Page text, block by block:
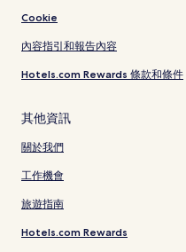
Cookie
內容指引和報告內容
Hotels.com Rewards 條款和條件
其他資訊
關於我們
工作機會
旅遊指南
Hotels.com Rewards